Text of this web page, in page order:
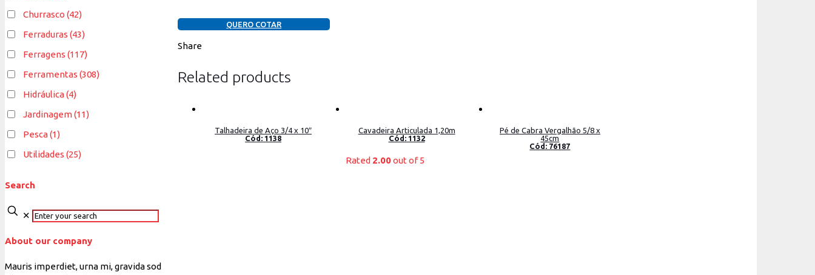
QUERO COTAR
Share
Related products
Talhadeira de Aço 3/4 x 10″
Cód: 1138
Cavadeira Articulada 1,20m
Cód: 1132
Rated 2.00out of 5
Pé de Cabra Vergalhão 5/8 x
45cm
Cód: 76187
Churrasco (42)
Ferraduras (43)
Ferragens (117)
Ferramentas (308)
Hidráulica(4)
Jardinagem(11)
Pesca(1)
Utilidades (25)
Search
✕
About our company
Mauris imperdiet, urna mi, gravida sod